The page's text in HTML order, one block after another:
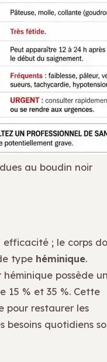
au boudin noir
efficacité ; le corps
type héminique.
possède un
15 % et 35 %. Cette
pour restaurer les
besoins quotidiens